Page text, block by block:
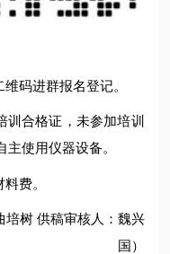
码进群报名登记。
合格证，未参加培训
使用仪器设备。
费。
培树 供稿审核人：魏兴
国）